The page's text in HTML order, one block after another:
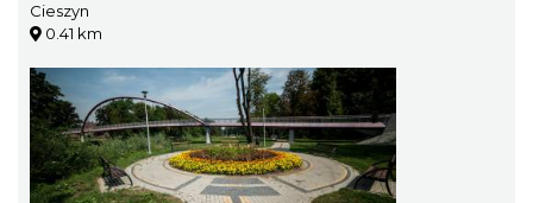
Cieszyn
0.41 km